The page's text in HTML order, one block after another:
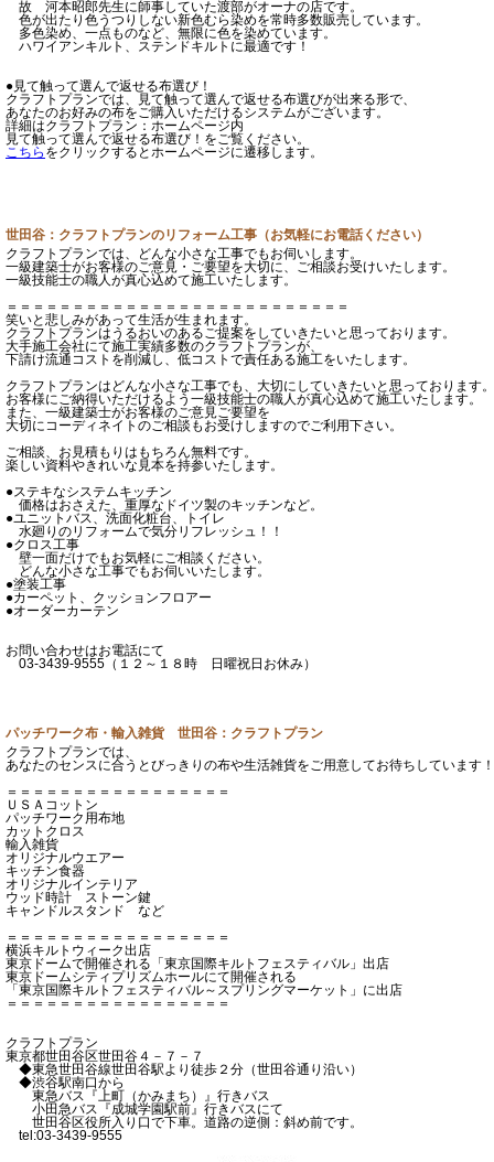
故 河本昭郎先生に師事していた渡部がオーナの店です。
色が出たり色うつりしない新色むら染めを常時多数販売しています。
多色染め、一点ものなど、無限に色を染めています。
ハワイアンキルト、ステンドキルトに最適です！
●見て触って選んで返せる布選び！
クラフトプランでは、見て触って選んで返せる布選びが出来る形で、
あなたのお好みの布をご購入いただけるシステムがございます。
詳細はクラフトプラン：ホームページ内
見て触って選んで返せる布選び！をご覧ください。
こちら をクリックするとホームページに遷移します。
世田谷：クラフトプランのリフォーム工事（お気軽にお電話ください）
クラフトプランでは、どんな小さな工事でもお伺いします。
一級建築士がお客様のご意見・ご要望を大切に、ご相談お受けいたします。
一級技能士の職人が真心込めて施工いたします。
＝＝＝＝＝＝＝＝＝＝＝＝＝＝＝＝＝＝＝＝＝＝＝＝＝＝
笑いと悲しみがあって生活が生まれます。
クラフトプランはうるおいのあるご提案をしていきたいと思っております。
大手施工会社にて施工実績多数のクラフトプランが、
下請け流通コストを削減し、低コストで責任ある施工をいたします。
クラフトプランはどんな小さな工事でも、大切にしていきたいと思っております。
お客様にご納得いただけるよう一級技能士の職人が真心込めて施工いたします。
また、一級建築士がお客様のご意見ご要望を
大切にコーディネイトのご相談もお受けしますのでご利用下さい。
ご相談、お見積もりはもちろん無料です。
楽しい資料やきれいな見本を持参いたします。
●ステキなシステムキッチン
価格はおさえた、重厚なドイツ製のキッチンなど。
●ユニットバス、洗面化粧台、トイレ
水廻りのリフォームで気分リフレッシュ！！
●クロス工事
壁一面だけでもお気軽にご相談ください。
どんな小さな工事でもお伺いいたします。
●塗装工事
●カーペット、クッションフロアー
●オーダーカーテン
お問い合わせはお電話にて
03-3439-9555（１２～１８時 日曜祝日お休み）
パッチワーク布・輸入雑貨 世田谷：クラフトプラン
クラフトプランでは、
あなたのセンスに合うとびっきりの布や生活雑貨をご用意してお待ちしています！
＝＝＝＝＝＝＝＝＝＝＝＝＝＝＝＝＝
ＵＳＡコットン
パッチワーク用布地
カットクロス
輸入雑貨
オリジナルウエアー
キッチン食器
オリジナルインテリア
ウッド時計 ストーン鍵
キャンドルスタンド など
＝＝＝＝＝＝＝＝＝＝＝＝＝＝＝＝＝
横浜キルトウィーク出店
東京ドームで開催される「東京国際キルトフェスティバル」出店
東京ドームシティプリズムホールにて開催される
「東京国際キルトフェスティバル～スプリングマーケット」に出店
＝＝＝＝＝＝＝＝＝＝＝＝＝＝＝＝＝
クラフトプラン
東京都世田谷区世田谷４－７－７
◆東急世田谷線世田谷駅より徒歩２分（世田谷通り沿い）
◆渋谷駅南口から
東急バス『上町（かみまち）』行きバス
小田急バス『成城学園駅前』行きバスにて
世田谷区役所入り口で下車。道路の逆側：斜め前です。
tel:03-3439-9555